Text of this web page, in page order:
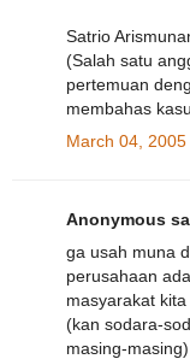
Satrio
(Salah satu
pertemuan
membahas
March 04, 2005
Anonymous
ga usah muna
perusahaan
masyarakat
(kan sodara-
masing-